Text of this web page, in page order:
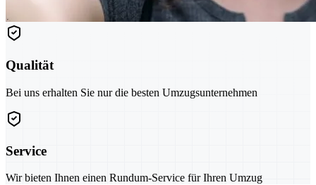
Qualität
Bei uns erhalten Sie nur die besten Umzugsunternehmen
Service
Wir bieten Ihnen einen Rundum-Service für Ihren Umzug